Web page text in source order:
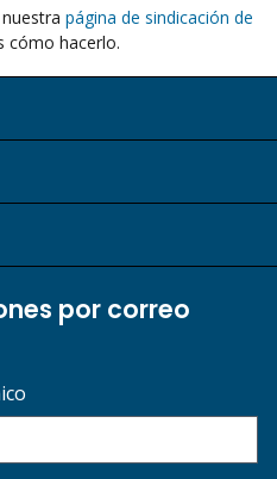
página de sindicación de
cómo hacerlo.
por correo